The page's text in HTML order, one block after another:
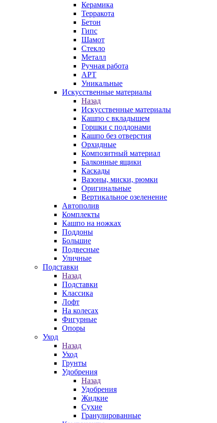
Керамика
Терракота
Бетон
Гипс
Шамот
Стекло
Металл
Ручная работа
АРТ
Уникальные
Искусственные материалы
Назад
Искусственные материалы
Кашпо с вкладышем
Горшки с поддонами
Кашпо без отверстия
Орхидные
Композитный материал
Балконные ящики
Каскады
Вазоны, миски, рюмки
Оригинальные
Вертикальное озеленение
Автополив
Комплекты
Кашпо на ножках
Поддоны
Большие
Подвесные
Уличные
Подставки
Назад
Подставки
Классика
Лофт
На колесах
Фигурные
Опоры
Уход
Назад
Уход
Грунты
Удобрения
Назад
Удобрения
Жидкие
Сухие
Гранулированные